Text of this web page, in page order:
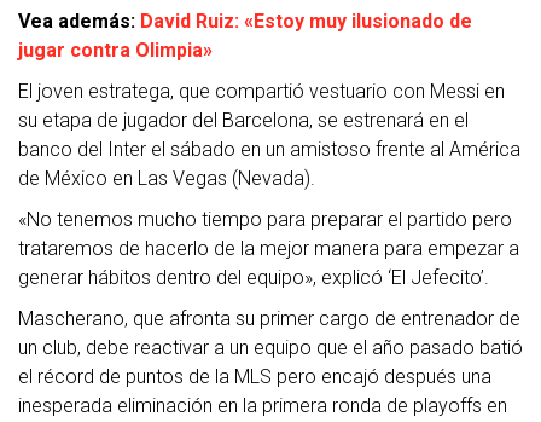
Vea además: David Ruiz: «Estoy muy ilusionado de
jugar contra Olimpia»
El joven estratega, que compartió vestuario con Messi en
su etapa de jugador del Barcelona, se estrenará en el
banco del Inter el sábado en un amistoso frente al América
de México en Las Vegas (Nevada).
«No tenemos mucho tiempo para preparar el partido pero
trataremos de hacerlo de la mejor manera para empezar a
generar hábitos dentro del equipo», explicó ‘El Jefecito’.
Mascherano, que afronta su primer cargo de entrenador de
un club, debe reactivar a un equipo que el año pasado batió
el récord de puntos de la MLS pero encajó después una
inesperada eliminación en la primera ronda de playoffs en